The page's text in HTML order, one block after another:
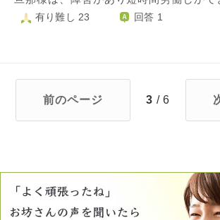
有り難し 23 回答 1
前のページ 3 / 6